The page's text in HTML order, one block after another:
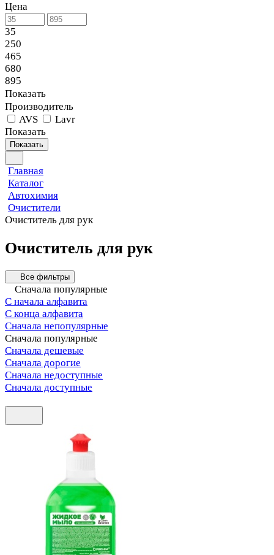
Цена
35
250
465
680
895
Показать
Производитель
AVS
Lavr
Показать
Показать
Главная
Каталог
Автохимия
Очистители
Очиститель для рук
Очиститель для рук
Все фильтры
Сначала популярные
С начала алфавита
С конца алфавита
Сначала непопулярные
Сначала популярные
Сначала дешевые
Сначала дорогие
Сначала недоступные
Сначала доступные